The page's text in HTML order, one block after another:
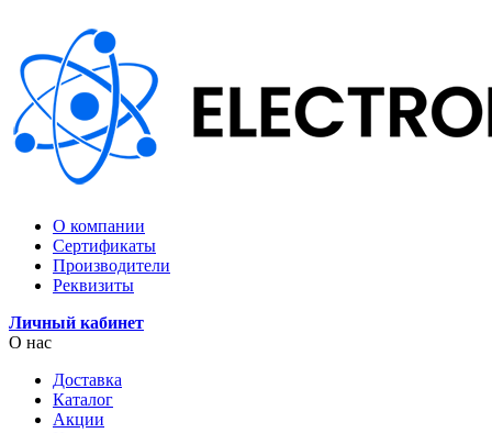
О компании
Сертификаты
Производители
Реквизиты
Личный кабинет
О нас
Доставка
Каталог
Акции